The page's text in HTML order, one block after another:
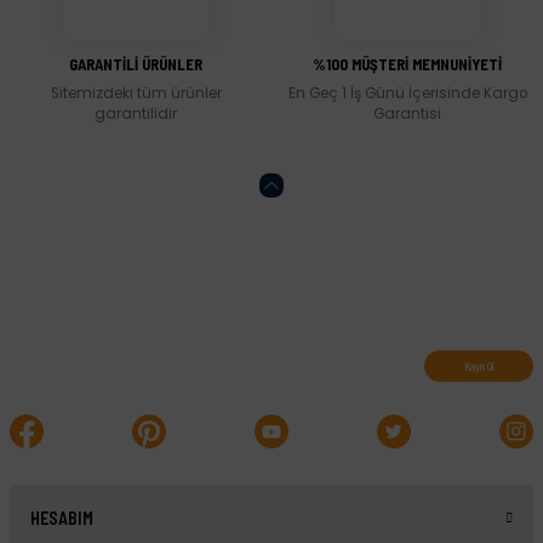
GARANTİLİ ÜRÜNLER
Sitemizdeki tüm ürünler
garantilidir
%100 MÜŞTERİ MEMNUNİYETİ
En Geç 1 İş Günü İçerisinde Kargo
Garantisi
Kayıt Ol
HESABIM